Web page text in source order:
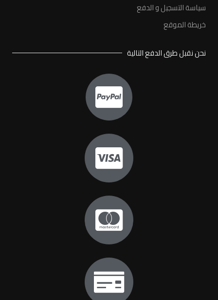
سياسة التسجيل و الدفع
خريطة الموقع
نحن نقبل طرق الدفع التالية